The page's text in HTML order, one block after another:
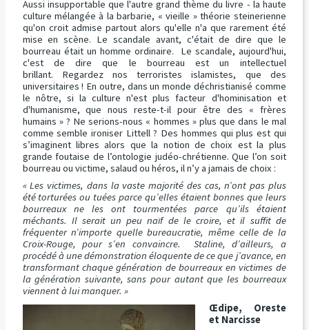
Aussi insupportable que l'autre grand thème du livre - la haute
culture mélangée à la barbarie, « vieille » théorie steinerienne
qu'on croit admise partout alors qu'elle n'a que rarement été
mise en scène. Le scandale avant, c'était de dire que le
bourreau était un homme ordinaire. Le scandale, aujourd'hui,
c'est de dire que le bourreau est un intellectuel
brillant. Regardez nos terroristes islamistes, que des
universitaires ! En outre, dans un monde déchristianisé comme
le nôtre, si la culture n'est plus facteur d'hominisation et
d'humanisme, que nous reste-t-il pour être des « frères
humains » ? Ne serions-nous « hommes » plus que dans le mal
comme semble ironiser Littell ? Des hommes qui plus est qui
s’imaginent libres alors que la notion de choix est la plus
grande foutaise de l’ontologie judéo-chrétienne. Que l’on soit
bourreau ou victime, salaud ou héros, il n’y a jamais de choix :
« Les victimes, dans la vaste majorité des cas, n’ont pas plus
été torturées ou tuées parce qu’elles étaient bonnes que leurs
bourreaux ne les ont tourmentées parce qu’ils étaient
méchants. Il serait un peu naïf de le croire, et il suffit de
fréquenter n’importe quelle bureaucratie, même celle de la
Croix-Rouge, pour s’en convaincre. Staline, d’ailleurs, a
procédé à une démonstration éloquente de ce que j’avance, en
transformant chaque génération de bourreaux en victimes de
la génération suivante, sans pour autant que les bourreaux
viennent à lui manquer. »
Œdipe, Oreste
et Narcisse